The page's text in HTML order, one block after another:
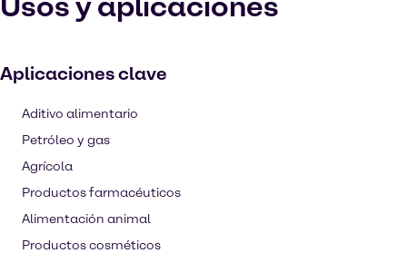
Aplicaciones clave
Aditivo alimentario
Petróleo y gas
Agrícola
Productos farmacéuticos
Alimentación animal
Productos cosméticos